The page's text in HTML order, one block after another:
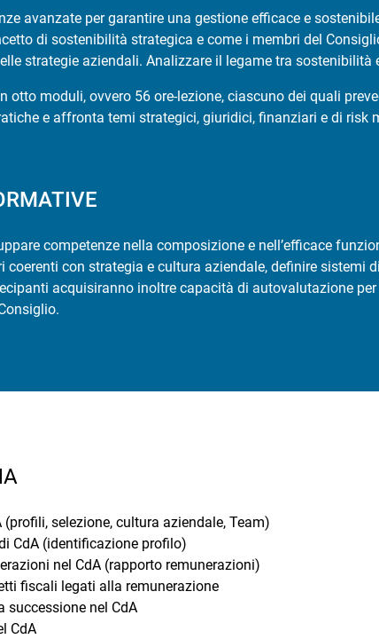
avanzate per garantire una gestione efficace e
di sostenibilità strategica e come i membri del
strategie aziendali. Analizzare il legame tra
otto moduli, ovvero 56 ore-lezione, ciascuno dei quali
e affronta temi strategici, giuridici, finanziari e di risk
competenze nella composizione e nell’efficace
coerenti con strategia e cultura aziendale, definire sistemi
acquisiranno inoltre capacità di autovalutazione
(profili, selezione, cultura aziendale, Team)
CdA (identificazione profilo)
nel CdA (rapporto remunerazioni)
fiscali legati alla remunerazione
successione nel CdA
CdA